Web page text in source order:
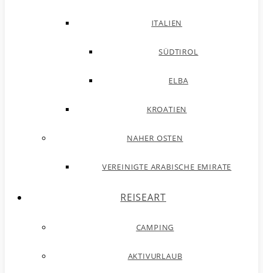
ITALIEN
SÜDTIROL
ELBA
KROATIEN
NAHER OSTEN
VEREINIGTE ARABISCHE EMIRATE
REISEART
CAMPING
AKTIVURLAUB